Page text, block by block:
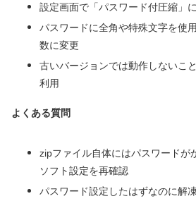
設定画面で「パスワード付圧縮」
パスワードに全角や特殊文字を使
数に変更
古いバージョンでは動作しないこ
利用
よくある質問
zipファイル自体にはパスワード
ソフト設定を再確認
パスワード設定したはずなのに解